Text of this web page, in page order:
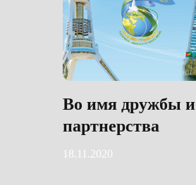
Во имя дружбы и
партнерства
18.11.2020